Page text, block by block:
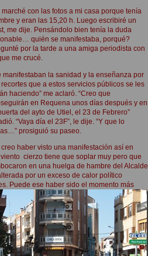
marché con las fotos a mi casa porque tenía
y eran las 15,20 h. Luego escribiré un
me dije. Pensándolo bien tenía la duda
quién se manifestaba, porqué?
por la tarde a una amiga periodista con
me crucé.
manifestaban la sanidad y la enseñanza por
que a estos servicios públicos se les
haciendo” me aclaró. “Creo que
en Requena unos días después y en
del ayto de Utiel, el 23 de Febrero”
“Vaya día el 23F”, le dije. “Y que lo
prosiguió su paseo.
creo haber visto una manifestación así en
cierzo tiene que soplar muy pero que
en una huelga de hambre del Alcalde
por un exceso de calor político
Puede ese haber sido el momento más